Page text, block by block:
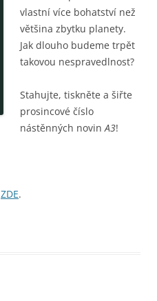
vlastní více bohatství než
většina zbytku planety.
Jak dlouho budeme trpět
takovou nespravedlnost?
Stahujte, tiskněte a šiřte
prosincové číslo
nástěnných novinA3!
ZDE.